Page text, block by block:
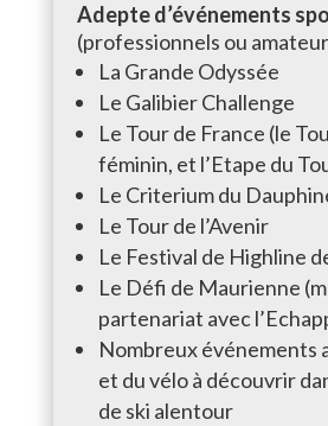
Adepte d’événements
(professionnels ou
La Grande Odyssée
Le Galibier Challenge
Le Tour de France (le
féminin, et l’Etape du
Le Criterium du
Le Tour de l’Avenir
Le Festival de Highline
Le Défi de Maurienne
partenariat avec
Nombreux événements
et du vélo à découvrir
de ski alentour